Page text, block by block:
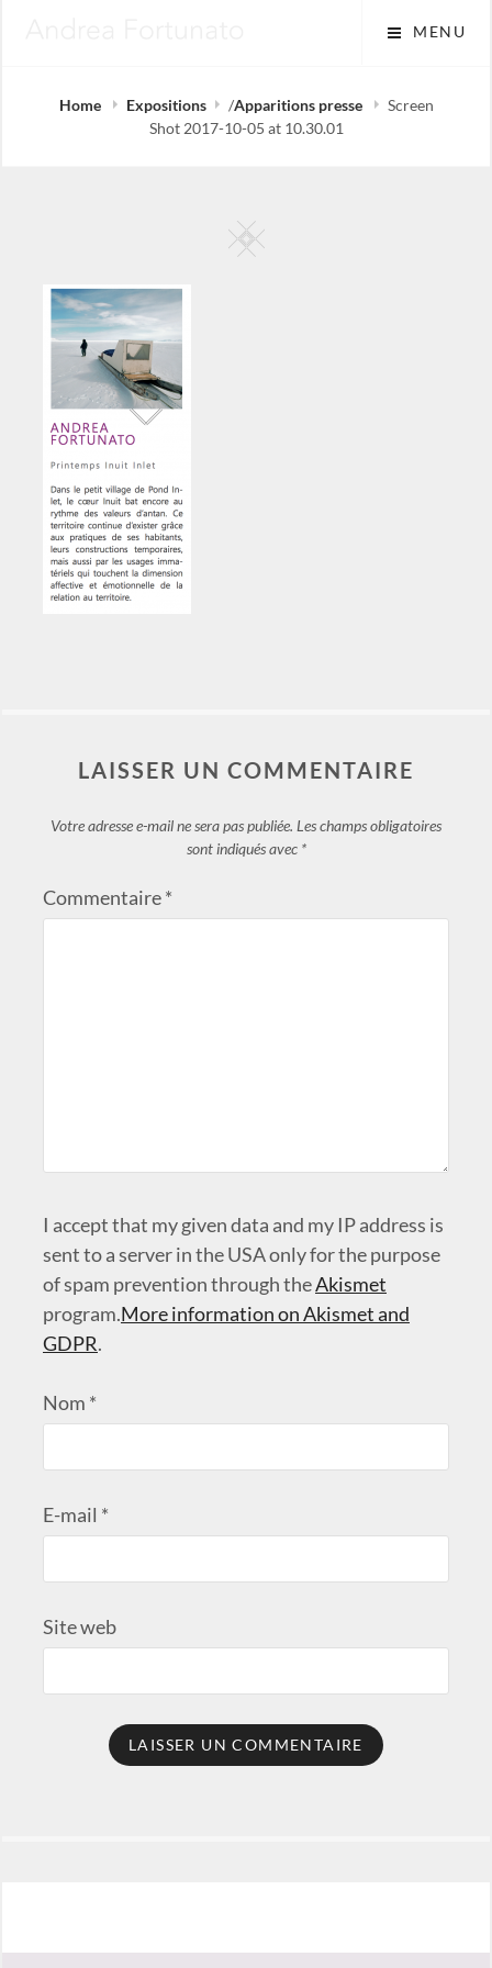
MENU
Home Expositions /Apparitions presse
Screen
Shot 2017-10-05 at 10.30.01
Square
LAISSER UN COMMENTAIRE
Votre adresse e-mail ne sera pas publiée. Les champs obligatoires
sont indiqués avec *
Commentaire*
I accept that my given data and my IP address is
sent to a server in the USA only for the purpose
of spam prevention through theAkismet
program.More information on Akismet and
GDPR.
Nom *
E-mail *
Site web